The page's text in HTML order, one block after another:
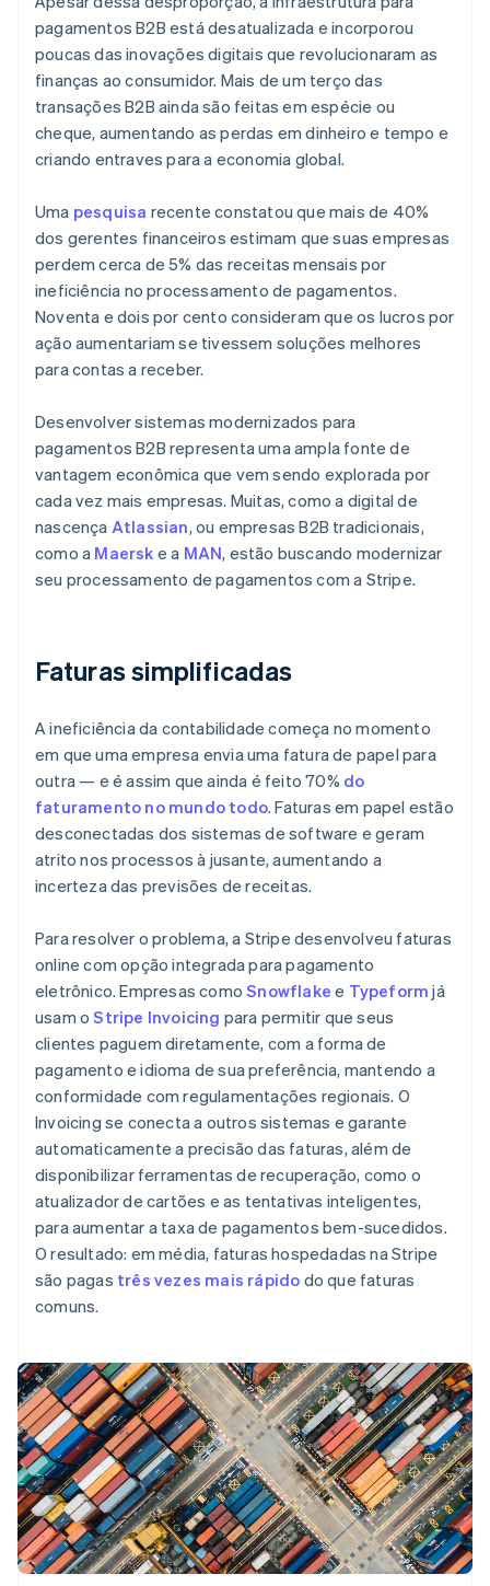
Veja o que está chegando
Radar
Prevenção de fraudes
Atlas
Incorporação de startups
Climate
Remoção de carbono
Identity
Verificação de identidade
Stripe Sessions 2026
Veja como a Stripe está construindo a infraestrutura
Ecossistema
Parceiros
Stripe App Marketplace
pagamentos B2B está desatualizada e incorporou
poucas das inovações digitais que revolucionaram as
finanças ao consumidor. Mais de um terço das
transações B2B ainda são feitas em espécie ou
cheque, aumentando as perdas em dinheiro e tempo e
criando entraves para a economia global.
Uma pesquisa recente constatou que mais de 40%
dos gerentes financeiros estimam que suas empresas
perdem cerca de 5% das receitas mensais por
ineficiência no processamento de pagamentos.
Noventa e dois por cento consideram que os lucros por
ação aumentariam se tivessem soluções melhores
para contas a receber.
Desenvolver sistemas modernizados para
pagamentos B2B representa uma ampla fonte de
vantagem econômica que vem sendo explorada por
cada vez mais empresas. Muitas, como a digital de
nascença Atlassian, ou empresas B2B tradicionais,
como a Maersk e a MAN, estão buscando modernizar
seu processamento de pagamentos com a Stripe.
Faturas simplificadas
A ineficiência da contabilidade começa no momento
em que uma empresa envia uma fatura de papel para
outra — e é assim que ainda é feito 70% do
faturamento no mundo todo. Faturas em papel estão
desconectadas dos sistemas de software e geram
atrito nos processos à jusante, aumentando a
incerteza das previsões de receitas.
Para resolver o problema, a Stripe desenvolveu faturas
online com opção integrada para pagamento
eletrônico. Empresas comoSnowflake e Typeform já
usam oStripe Invoicing para permitir que seus
clientes paguem diretamente, com a forma de
pagamento e idioma de sua preferência, mantendo a
conformidade com regulamentações regionais. O
Invoicing se conecta a outros sistemas e garante
automaticamente a precisão das faturas, além de
disponibilizar ferramentas de recuperação, como o
atualizador de cartões e as tentativas inteligentes,
para aumentar a taxa de pagamentos bem-sucedidos.
O resultado: em média, faturas hospedadas na Stripe
são pagas três vezes mais rápido do que faturas
comuns.